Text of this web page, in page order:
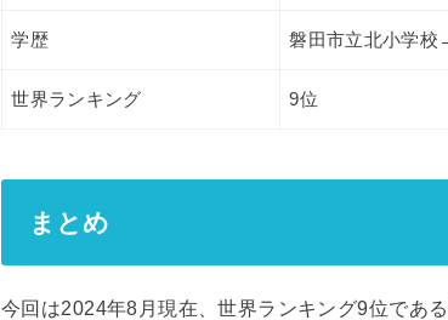
学歴 磐田市立北小学
世界ランキング 9位
まとめ
今回は2024年8月現在、世界ランキング9位であ